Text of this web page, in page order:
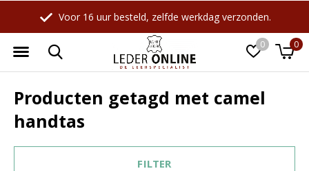
0 0
Voor 16 uur besteld, zelfde werkdag verzonden.
Producten getagd met camel
handtas
FILTER